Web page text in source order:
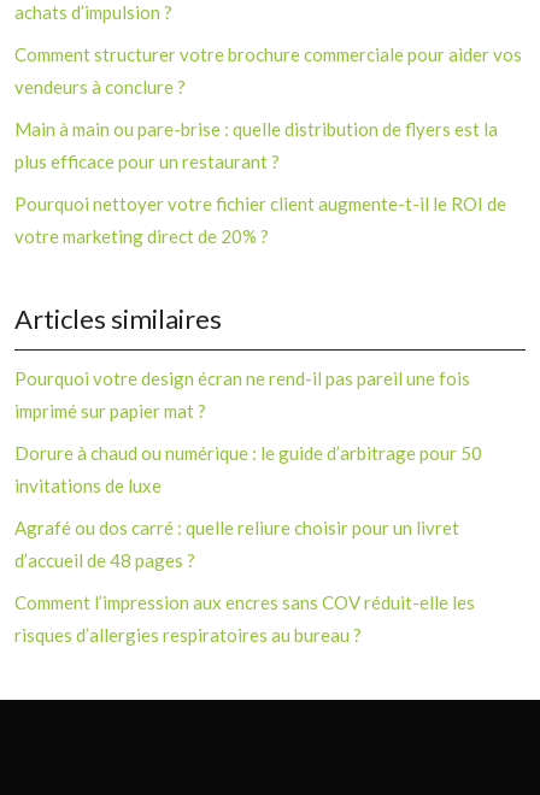
achats d’impulsion ?
Comment structurer votre brochure commerciale pour aider vos
vendeurs à conclure ?
Main à main ou pare-brise : quelle distribution de flyers est la
plus efficace pour un restaurant ?
Pourquoi nettoyer votre fichier client augmente-t-il le ROI de
votre marketing direct de 20% ?
Articles similaires
Pourquoi votre design écran ne rend-il pas pareil une fois
imprimé sur papier mat ?
Dorure à chaud ou numérique : le guide d’arbitrage pour 50
invitations de luxe
Agrafé ou dos carré : quelle reliure choisir pour un livret
d’accueil de 48 pages ?
Comment l’impression aux encres sans COV réduit-elle les
risques d’allergies respiratoires au bureau ?